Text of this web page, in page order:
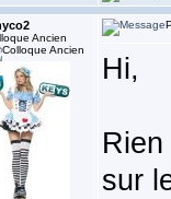
Ancien
Hi,
sur